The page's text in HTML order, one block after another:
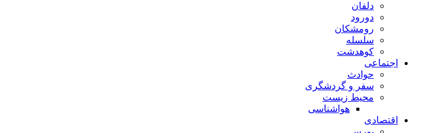
دلفان
دورود
رومشکان
سلسله
کوهدشت
اجتماعی
حوادث
سفر و گردشگری
محیط زیست
هواشناسی
اقتصادی